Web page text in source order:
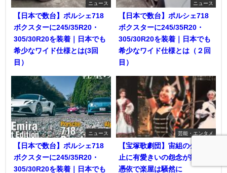
ニュース
【日本で数台】ポルシェ718
ボクスターに245/35R20・
305/30R20を装着｜日本でも
希少なワイド仕様とは(3回
目）
ニュース
【日本で数台】ポルシェ718
ボクスターに245/35R20・
305/30R20を装着｜日本でも
希少なワイド仕様とは（２回
目）
ニュース
【日本で数台】ポルシェ718
ボクスターに245/35R20・
305/30R20を装着｜日本でも
芸能・エンタメ
【宝塚歌劇団】宙組の公演中
止に有愛きいの怨念が舞台に
憑依で楽屋は騒然に